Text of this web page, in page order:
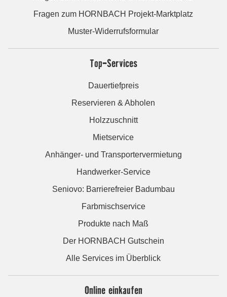
Fragen zum HORNBACH Projekt-Marktplatz
Muster-Widerrufsformular
Top-Services
Dauertiefpreis
Reservieren & Abholen
Holzzuschnitt
Mietservice
Anhänger- und Transportervermietung
Handwerker-Service
Seniovo: Barrierefreier Badumbau
Farbmischservice
Produkte nach Maß
Der HORNBACH Gutschein
Alle Services im Überblick
Online einkaufen